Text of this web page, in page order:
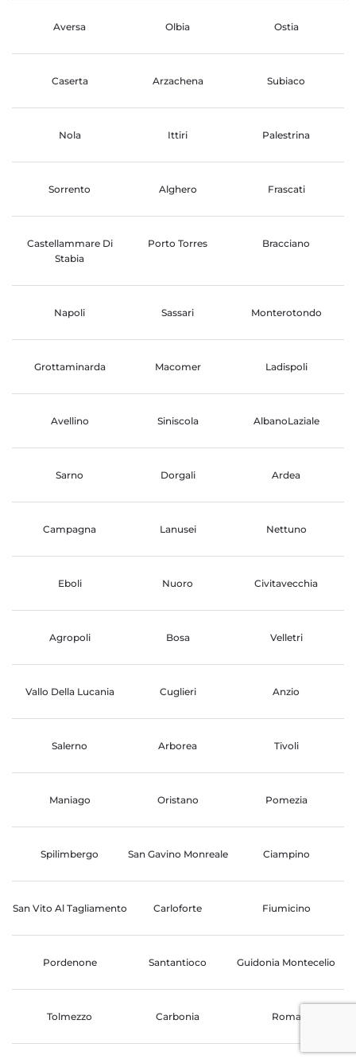
Aversa Olbia Ostia
Caserta Arzachena Subiaco
Nola Ittiri Palestrina
Sorrento Alghero Frascati
Castellammare Di
Stabia
Porto Torres Bracciano
Napoli Sassari Monterotondo
Grottaminarda Macomer Ladispoli
Avellino Siniscola AlbanoLaziale
Sarno Dorgali Ardea
Campagna Lanusei Nettuno
Eboli Nuoro Civitavecchia
Agropoli Bosa Velletri
Vallo Della Lucania Cuglieri Anzio
Salerno Arborea Tivoli
Maniago Oristano Pomezia
Spilimbergo San Gavino Monreale Ciampino
San Vito Al Tagliamento Carloforte Fiumicino
Pordenone Santantioco Guidonia Montecelio
Tolmezzo Carbonia Roma